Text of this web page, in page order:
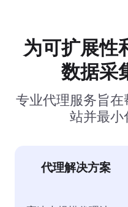
为可扩展性
数据采
专业代理服务旨
站并最小
代理解决方案